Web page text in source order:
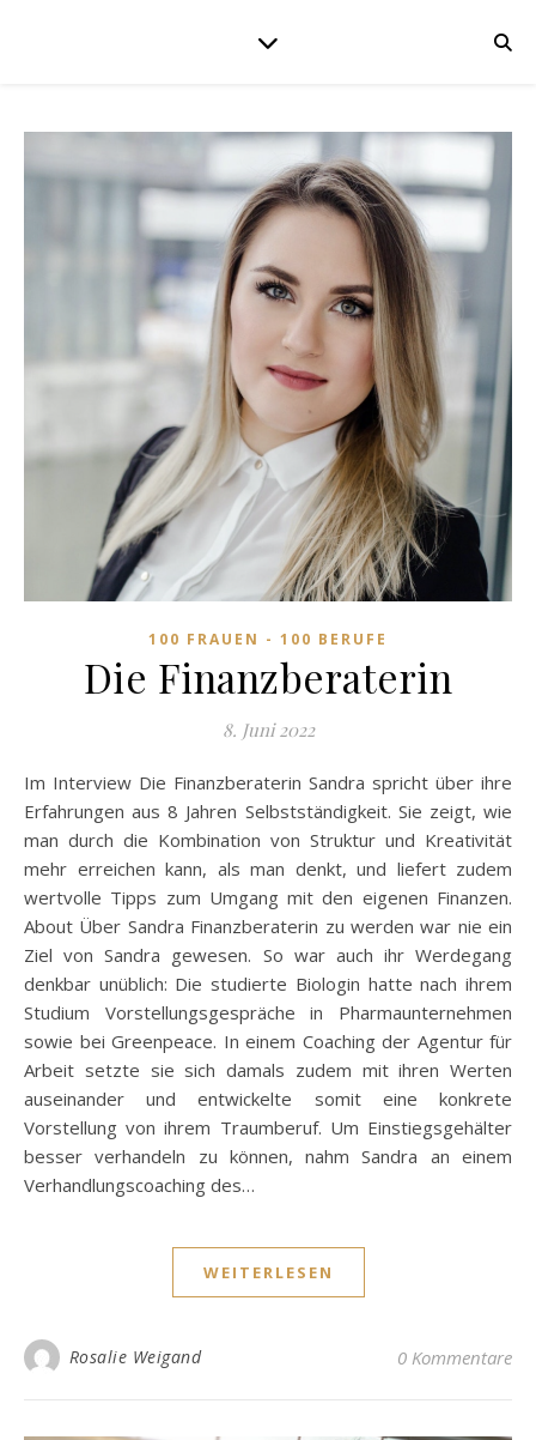
100 FRAUEN - 100 BERUFE
Die Finanzberaterin
8. Juni 2022
Im Interview Die Finanzberaterin Sandra spricht über ihre
Erfahrungen aus 8 Jahren Selbstständigkeit. Sie zeigt, wie
man durch die Kombination von Struktur und Kreativität
mehr erreichen kann, als man denkt, und liefert zudem
wertvolle Tipps zum Umgang mit den eigenen Finanzen.
About Über Sandra Finanzberaterin zu werden war nie ein
Ziel von Sandra gewesen. So war auch ihr Werdegang
denkbar unüblich: Die studierte Biologin hatte nach ihrem
Studium Vorstellungsgespräche in Pharmaunternehmen
sowie bei Greenpeace. In einem Coaching der Agentur für
Arbeit setzte sie sich damals zudem mit ihren Werten
auseinander und entwickelte somit eine konkrete
Vorstellung von ihrem Traumberuf. Um Einstiegsgehälter
besser verhandeln zu können, nahm Sandra an einem
Verhandlungscoaching des…
WEITERLESEN
Rosalie Weigand 0 Kommentare